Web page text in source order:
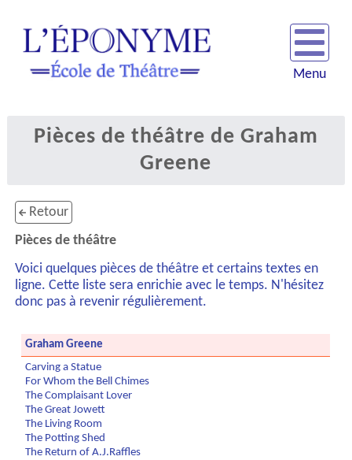
Menu
Pièces de théâtre de Graham
Greene
Retour
Pièces de théâtre
Voici quelques pièces de théâtre et certains textes en
ligne. Cette liste sera enrichie avec le temps. N'hésitez
donc pas à revenir régulièrement.
Graham Greene
Carving a Statue
For Whom the Bell Chimes
The Complaisant Lover
The Great Jowett
The Living Room
The Potting Shed
The Return of A.J.Raffles